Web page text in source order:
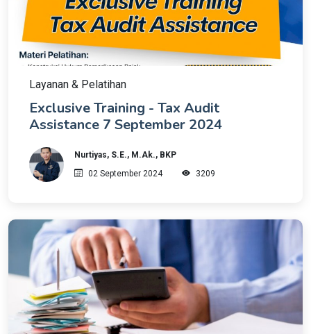
Layanan & Pelatihan
Exclusive Training - Tax Audit
Assistance 7 September 2024
Nurtiyas, S.E., M.Ak., BKP
02 September 2024
3209